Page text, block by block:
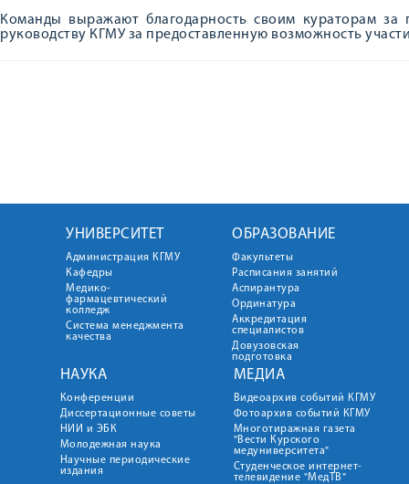
Команды выражают благодарность своим кураторам
руководству КГМУ за предоставленную возможность
УНИВЕРСИТЕТ
Администрация КГМУ
Кафедры
Медико-
фармацевтический
колледж
Система менеджмента
качества
ОБРАЗОВАНИЕ
Факультеты
Расписания занятий
Аспирантура
Ординатура
Аккредитация
специалистов
Довузовская
подготовка
НАУКА
Конференции
Диссертационные советы
НИИ и ЭБК
Молодежная наука
Научные периодические
издания
МЕДИА
Видеоархив событий КГМУ
Фотоархив событий КГМУ
Многотиражная газета
"Вести Курского
медуниверситета"
Студенческое интернет-
телевидение "МедТВ"